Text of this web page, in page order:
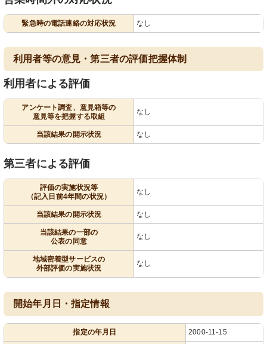
緊急時の電話連絡の対応状況 なし
利用者等の意見・第三者の評価把握体制
利用者による評価
アンケート調査、意見箱等の
意見等を把握する取組
なし
当該結果の開示状況 なし
第三者による評価
評価の実施状況等
（記入日前4年間の状況）
なし
当該結果の開示状況 なし
当該結果の一部の
公表の同意
なし
地域密着型サービスの
外部評価の実施状況
なし
開始年月日・指定情報
指定の年月日 2000-11-15